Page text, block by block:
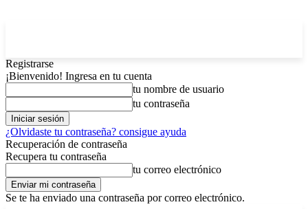
Registrarse
¡Bienvenido! Ingresa en tu cuenta
tu nombre de usuario
tu contraseña
¿Olvidaste tu contraseña? consigue ayuda
Recuperación de contraseña
Recupera tu contraseña
tu correo electrónico
Se te ha enviado una contraseña por correo electrónico.